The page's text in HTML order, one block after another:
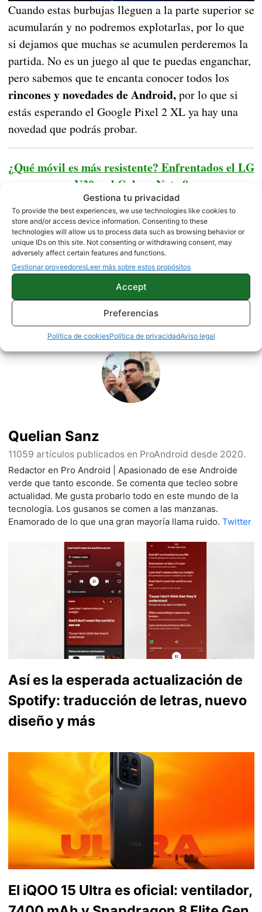
Gestiona tu privacidad
To provide the best experiences, we use technologies like cookies to
store and/or access device information. Consenting to these
technologies will allow us to process data such as browsing behavior or
unique IDs on this site. Not consenting or withdrawing consent, may
adversely affect certain features and functions.
Gestionar proveedoresLeer más sobre estos propósitos
Accept
Preferencias
Política de cookiesPolítica de privacidadAviso legal
Cuando estas burbujas lleguen a la parte superior se
acumularán y no podremos explotarlas, por lo que
si dejamos que muchas se acumulen perderemos la
partida. No es un juego al que te puedas enganchar,
pero sabemos que te encanta conocer todos los
rincones y novedades de Android,por lo que si
estás esperando el Google Pixel 2 XL ya hay una
novedad que podrás probar.
¿Qué móvil es más resistente? Enfrentados el LG
V30 y el Galaxy Note 8
Fuente | XDA
NOTICIAS
Quelian Sanz
11059 artículos publicados en ProAndroid desde 2020.
Redactor en Pro Android | Apasionado de ese Androide
verde que tanto esconde. Se comenta que tecleo sobre
actualidad. Me gusta probarlo todo en este mundo de la
tecnología. Los gusanos se comen a las manzanas.
Enamorado de lo que una gran mayoría llama ruido. Twitter
Así es la esperada actualización de
Spotify: traducción de letras, nuevo
diseño y más
El iQOO 15 Ultra es oficial: ventilador,